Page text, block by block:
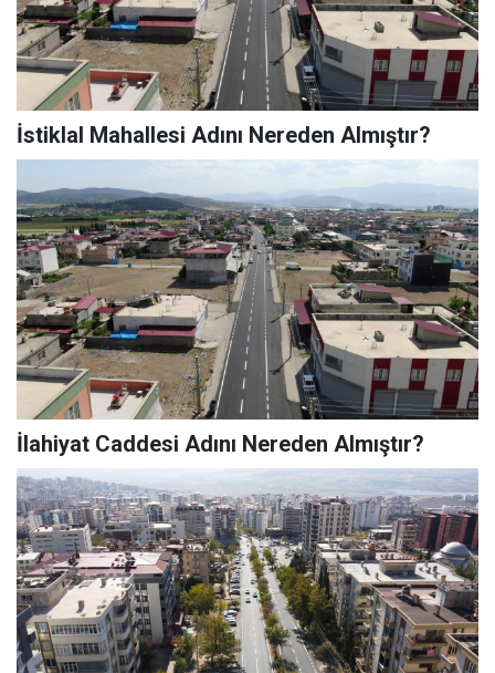
İstiklal Mahallesi Adını Nereden Almıştır?
İlahiyat Caddesi Adını Nereden Almıştır?